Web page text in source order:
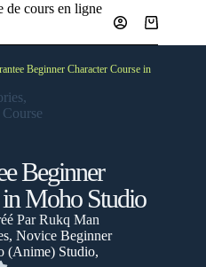
Beginner Character Course in
Beginner
in Moho Studio
ParRukq Man
Novice Beginner
(Anime) Studio,